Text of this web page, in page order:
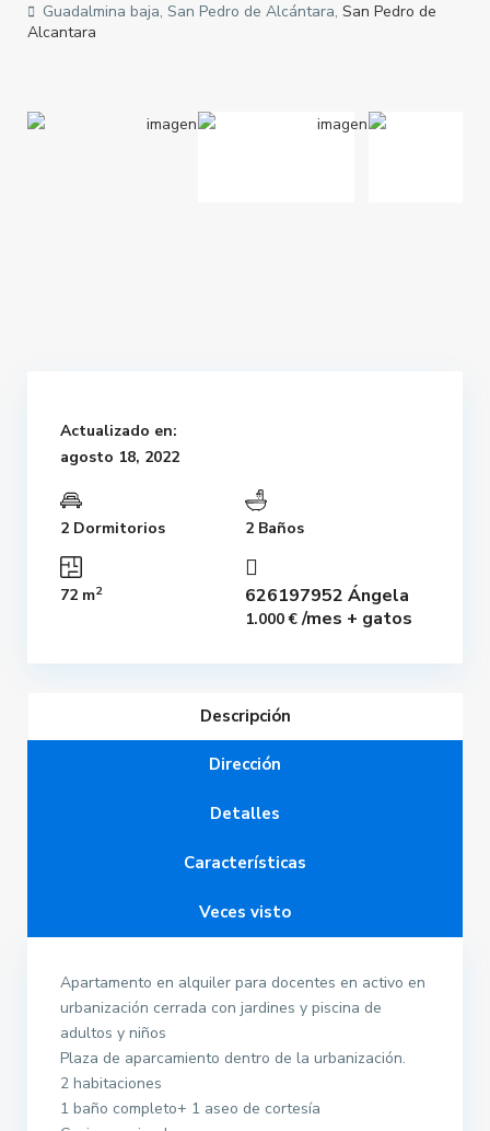
Guadalmina baja, San Pedro de Alcántara, San Pedro de
Alcantara
Actualizado en:
agosto 18, 2022
2 Dormitorios 2 Baños
72 m2 626197952 Ángela
1.000 €/mes + gatos
Descripción
Dirección
Detalles
Características
Veces visto
Apartamento en alquiler para docentes en activo en
urbanización cerrada con jardines y piscina de
adultos y niños
Plaza de aparcamiento dentro de la urbanización.
2 habitaciones
1 baño completo+ 1 aseo de cortesía